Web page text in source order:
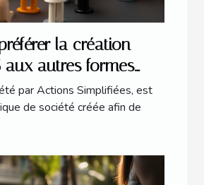
la création
aux autres formes
par Actions Simplifiées, est
de société créée afin de